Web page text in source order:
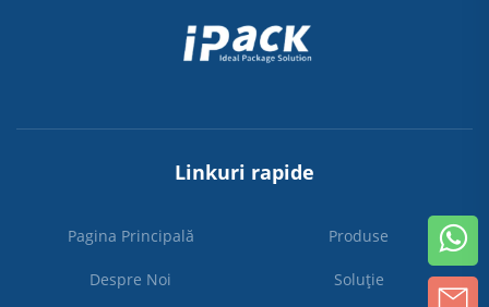
Linkuri rapide
Pagina Principală Produse
Despre Noi Soluție